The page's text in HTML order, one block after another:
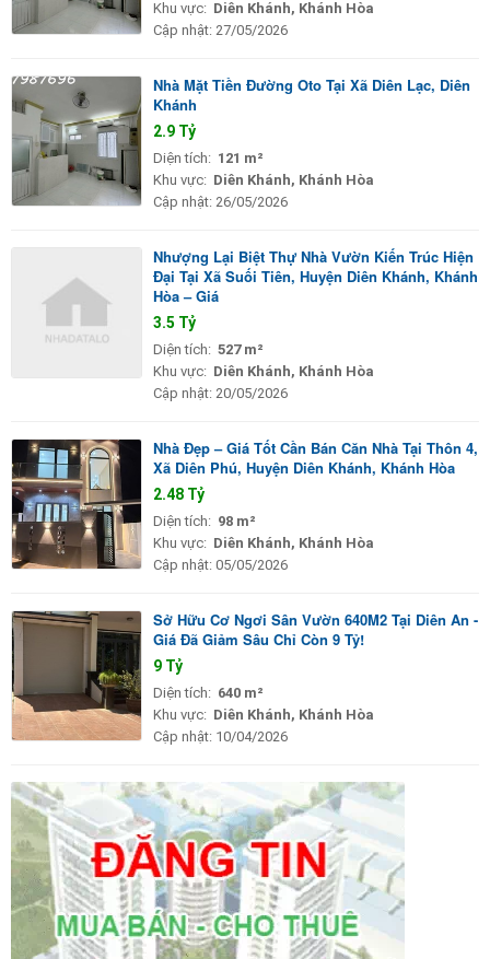
Khu vực: Diên Khánh, Khánh Hòa
Cập nhật: 27/05/2026
Nhà Mặt Tiền Đường Oto Tại Xã Diên Lạc, Diên
Khánh
2.9 Tỷ
Diện tích: 121 m²
Khu vực: Diên Khánh, Khánh Hòa
Cập nhật: 26/05/2026
Nhượng Lại Biệt Thự Nhà Vườn Kiến Trúc Hiện
Đại Tại Xã Suối Tiên, Huyện Diên Khánh, Khánh
Hòa – Giá
3.5 Tỷ
Diện tích: 527 m²
Khu vực: Diên Khánh, Khánh Hòa
Cập nhật: 20/05/2026
Nhà Đẹp – Giá Tốt Cần Bán Căn Nhà Tại Thôn 4,
Xã Diên Phú, Huyện Diên Khánh, Khánh Hòa
2.48 Tỷ
Diện tích: 98 m²
Khu vực: Diên Khánh, Khánh Hòa
Cập nhật: 05/05/2026
Sở Hữu Cơ Ngơi Sân Vườn 640M2 Tại Diên An -
Giá Đã Giảm Sâu Chỉ Còn 9 Tỷ!
9 Tỷ
Diện tích: 640 m²
Khu vực: Diên Khánh, Khánh Hòa
Cập nhật: 10/04/2026